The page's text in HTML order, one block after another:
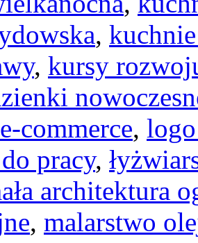
,
, kursy
commerce,
pracy,
architektura
, malarstwo